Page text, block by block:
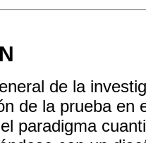
de la
de la prueba en
paradigma